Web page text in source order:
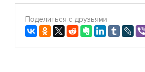
Поделиться с друзьями